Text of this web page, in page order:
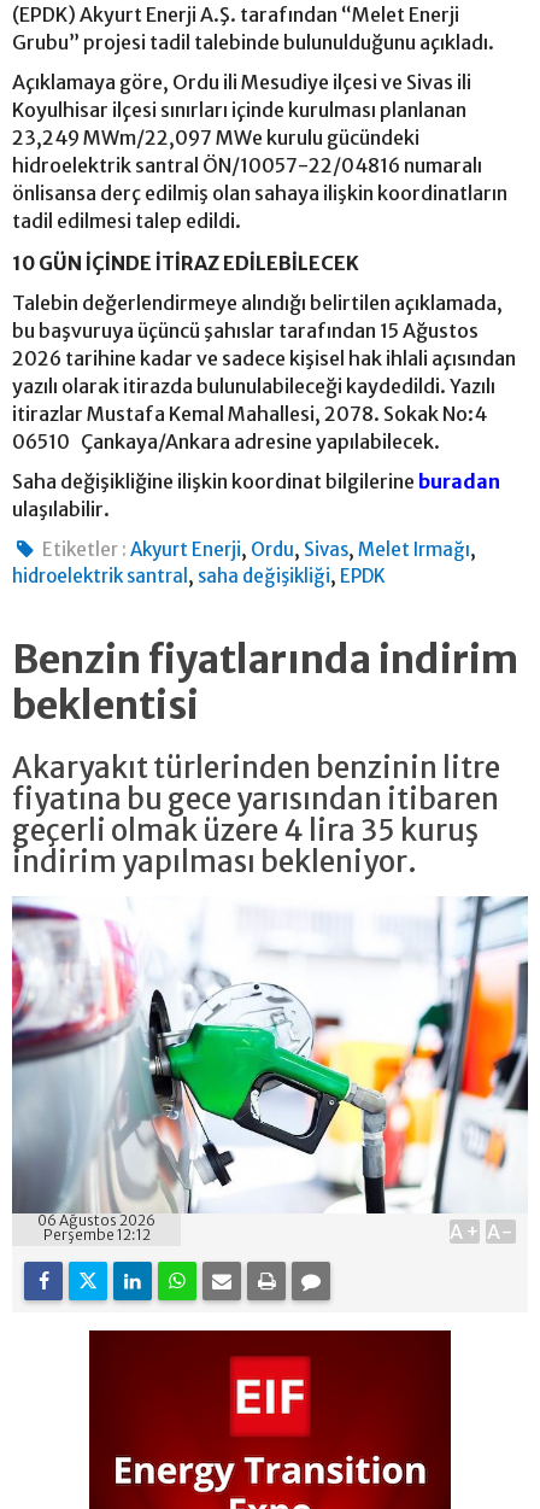
(EPDK) Akyurt Enerji A.Ş. tarafından “Melet Enerji
Grubu” projesi tadil talebinde bulunulduğunu açıkladı.
Açıklamaya göre, Ordu ili Mesudiye ilçesi ve Sivas ili
Koyulhisar ilçesi sınırları içinde kurulması planlanan
23,249 MWm/22,097 MWe kurulu gücündeki
hidroelektrik santral ÖN/10057-22/04816 numaralı
önlisansa derç edilmiş olan sahaya ilişkin koordinatların
tadil edilmesi talep edildi.
10 GÜN İÇİNDE İTİRAZ EDİLEBİLECEK
Talebin değerlendirmeye alındığı belirtilen açıklamada,
bu başvuruya üçüncü şahıslar tarafından 15 Ağustos
2026 tarihine kadar ve sadece kişisel hak ihlali açısından
yazılı olarak itirazda bulunulabileceği kaydedildi. Yazılı
itirazlar Mustafa Kemal Mahallesi, 2078. Sokak No:4
06510 Çankaya/Ankara adresine yapılabilecek.
Saha değişikliğine ilişkin koordinat bilgilerine buradan
ulaşılabilir.
Etiketler : Akyurt Enerji, Ordu, Sivas,Melet Irmağı,
hidroelektrik santral , saha değişikliği, EPDK
Benzin fiyatlarında indirim
beklentisi
Akaryakıt türlerinden benzinin litre
fiyatına bu gece yarısından itibaren
geçerli olmak üzere 4 lira 35 kuruş
indirim yapılması bekleniyor.
06 Ağustos 2026
Perşembe 12:12
A+ A-